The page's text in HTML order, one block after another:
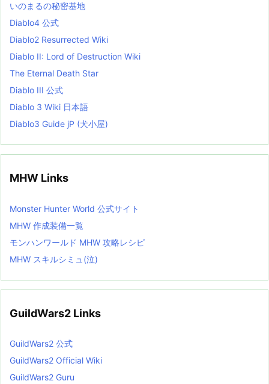
i
s
t
いのまるの秘密基地
Diablo4 公式
Diablo2 Resurrected Wiki
Diablo II: Lord of Destruction Wiki
The Eternal Death Star
Diablo III 公式
Diablo 3 Wiki 日本語
Diablo3 Guide jP (犬小屋)
MHW Links
Monster Hunter World 公式サイト
MHW 作成装備一覧
モンハンワールド MHW 攻略レシピ
MHW スキルシミュ(泣)
GuildWars2 Links
GuildWars2 公式
GuildWars2 Official Wiki
GuildWars2 Guru